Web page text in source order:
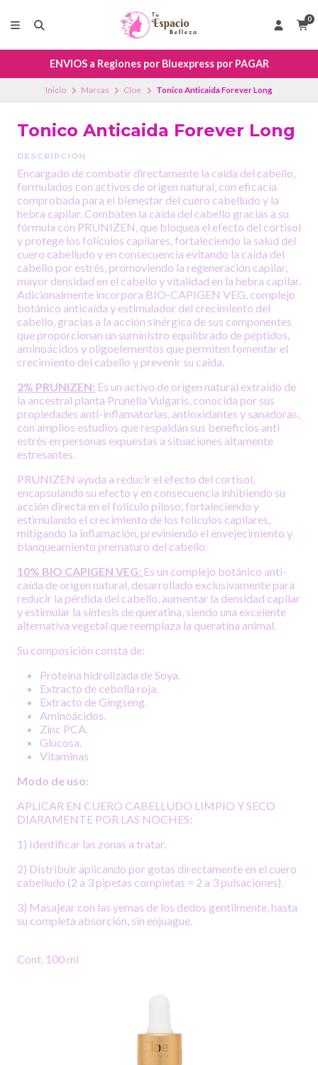
0
ENVIOS a Regiones por Bluexpress por PAGAR
Inicio Marcas Cloe Tonico Anticaida Forever Long
Tonico Anticaida Forever Long
DESCRIPCIÓN
Encargado de combatir directamente la caída del cabello,
formulados con activos de origen natural, con eficacia
comprobada para el bienestar del cuero cabelludo y la
hebra capilar. Combaten la caída del cabello gracias a su
fórmula con PRUNIZEN, que bloquea el efecto del cortisol
y protege los folículos capilares, fortaleciendo la salud del
cuero cabelludo y en consecuencia evitando la caída del
cabello por estrés, promoviendo la regeneración capilar,
mayor densidad en el cabello y vitalidad en la hebra capilar.
Adicionalmente incorpora BIO-CAPIGEN VEG, complejo
botánico anticaída y estimulador del crecimiento del
cabello, gracias a la acción sinérgica de sus componentes
que proporcionan un suministro equilibrado de péptidos,
aminoácidos y oligoelementos que permiten fomentar el
crecimiento del cabello y prevenir su caída.
2% PRUNIZEN: Es un activo de origen natural extraído de
la ancestral planta Prunella Vulgaris, conocida por sus
propiedades anti-inflamatorias, antioxidantes y sanadoras,
con amplios estudios que respaldan sus beneficios anti
estrés en personas expuestas a situaciones altamente
estresantes.
PRUNIZEN ayuda a reducir el efecto del cortisol,
encapsulando su efecto y en consecuencia inhibiendo su
acción directa en el folículo piloso, fortaleciendo y
estimulando el crecimiento de los folículos capilares,
mitigando la inflamación, previniendo el envejecimiento y
blanqueamiento prematuro del cabello.
10% BIO CAPIGEN VEG: Es un complejo botánico anti-
caída de origen natural, desarrollado exclusivamente para
reducir la pérdida del cabello, aumentar la densidad capilar
y estimular la síntesis de queratina, siendo una excelente
alternativa vegetal que reemplaza la queratina animal.
Su composición consta de:
Proteína hidrolizada de Soya.
Extracto de cebolla roja.
Extracto de Gingseng.
Aminoácidos.
Zinc PCA.
Glucosa.
Vitaminas
Modo de uso:
APLICAR EN CUERO CABELLUDO LIMPIO Y SECO
DIARAMENTE POR LAS NOCHES:
1) Identificar las zonas a tratar.
2) Distribuir aplicando por gotas directamente en el cuero
cabelludo (2 a 3 pipetas completas = 2 a 3 pulsaciones).
3) Masajear con las yemas de los dedos gentilmente, hasta
su completa absorción, sin enjuague.
Cont. 100 ml